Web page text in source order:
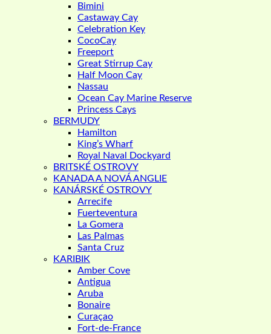
Bimini
Castaway Cay
Celebration Key
CocoCay
Freeport
Great Stirrup Cay
Half Moon Cay
Nassau
Ocean Cay Marine Reserve
Princess Cays
BERMUDY
Hamilton
King’s Wharf
Royal Naval Dockyard
BRITSKÉ OSTROVY
KANADA A NOVÁ ANGLIE
KANÁRSKÉ OSTROVY
Arrecife
Fuerteventura
La Gomera
Las Palmas
Santa Cruz
KARIBIK
Amber Cove
Antigua
Aruba
Bonaire
Curaçao
Fort-de-France